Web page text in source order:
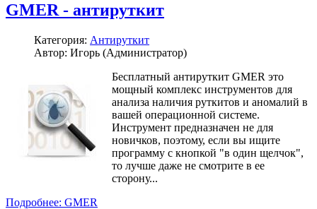
GMER - антируткит
Категория: Антируткит
Автор: Игорь (Администратор)
Бесплатный антируткит GMER это
мощный комплекс инструментов для
анализа наличия руткитов и аномалий в
вашей операционной системе.
Инструмент предназначен не для
новичков, поэтому, если вы ищите
программу с кнопкой "в один щелчок",
то лучше даже не смотрите в ее
сторону...
Подробнее: GMER